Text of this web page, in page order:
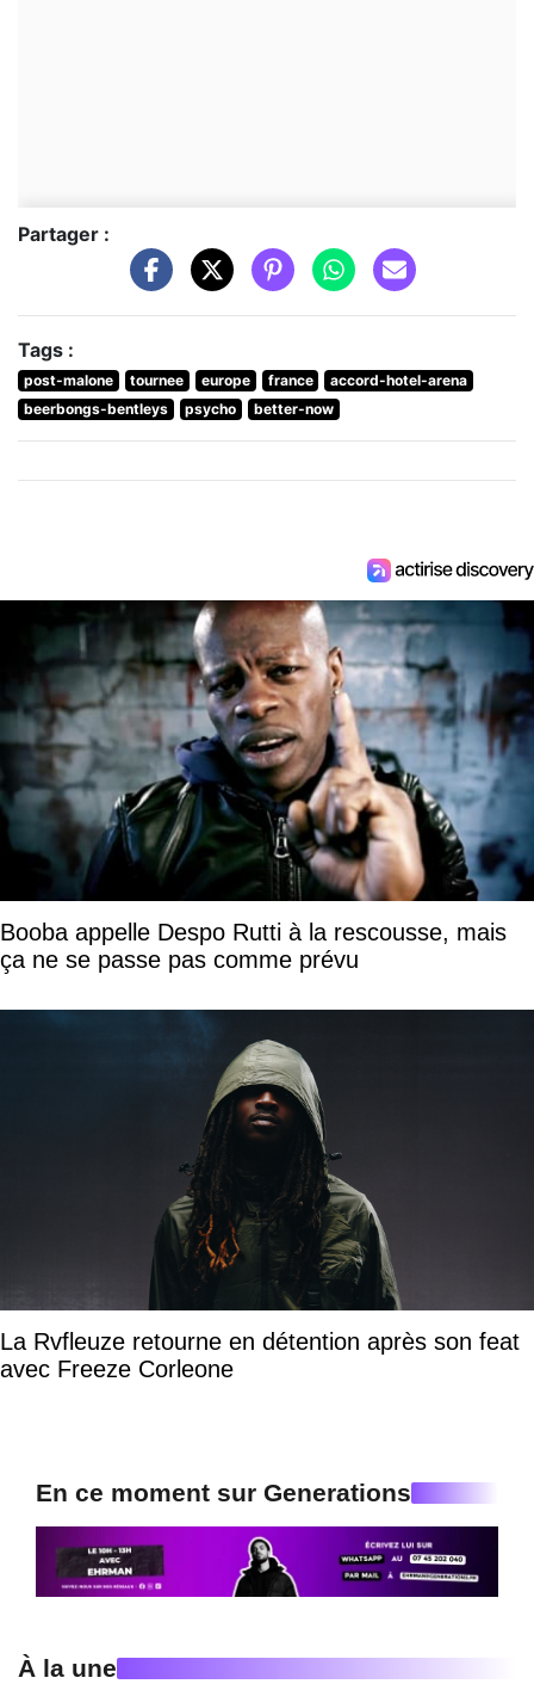
Partager :
Tags :
post-malone tournee europe france
accord-hotel-arena
beerbongs-bentleys
psycho better-now
Booba appelle Despo Rutti à la rescousse, mais
ça ne se passe pas comme prévu
La Rvfleuze retourne en détention après son feat
avec Freeze Corleone
En ce moment sur Generations
À la une